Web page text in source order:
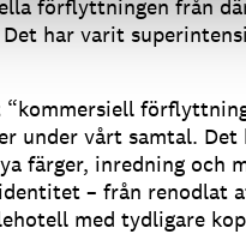
förflyttningen från
har varit
“kommersiell
under vårt samtal.
färger, inredning och
– från renodlat
med tydligare